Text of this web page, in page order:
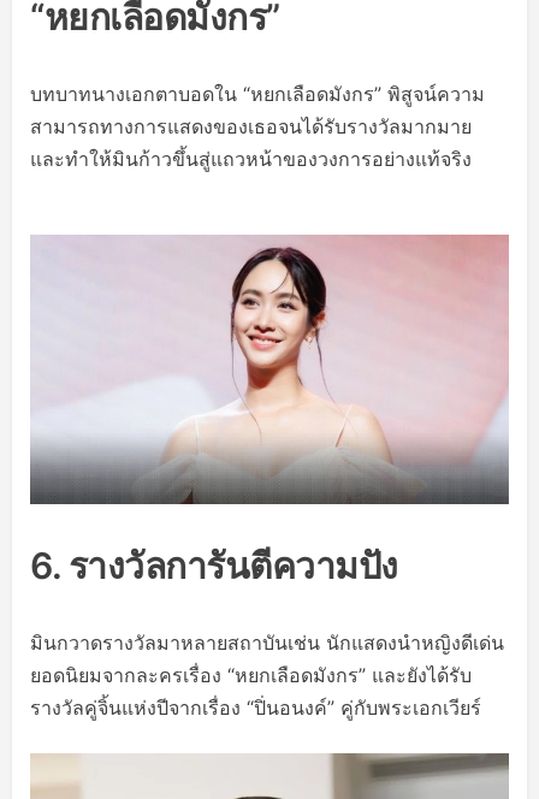
“หยกเลือดมังกร”
บทบาทนางเอกตาบอดใน “หยกเลือดมังกร” พิสูจน์ความ
สามารถทางการแสดงของเธอจนได้รับรางวัลมากมาย
และทำให้มินก้าวขึ้นสู่แถวหน้าของวงการอย่างแท้จริง
6. รางวัลการันตีความปัง
มินกวาดรางวัลมาหลายสถาบันเช่น นักแสดงนำหญิงดีเด่น
ยอดนิยมจากละครเรื่อง “หยกเลือดมังกร” และยังได้รับ
รางวัลคู่จิ้นแห่งปีจากเรื่อง “ปิ่นอนงค์” คู่กับพระเอกเวียร์